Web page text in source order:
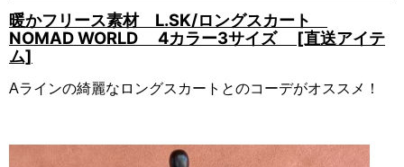
暖かフリース素材 L.SK/ロングスカート
NOMAD WORLD 4カラー3サイズ [直送アイテ
ム]
Aラインの綺麗なロングスカートとのコーデがオススメ！